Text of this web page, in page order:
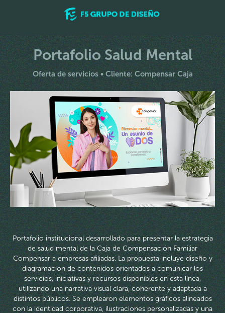
Portafolio Salud Mental
Oferta de servicios • Cliente: Compensar Caja
Portafolio institucional desarrollado para presentar la estrategia
de salud mental de la Caja de Compensación Familiar
Compensar a empresas afiliadas. La propuesta incluye diseño y
diagramación de contenidos orientados a comunicar los
servicios, iniciativas y recursos disponibles en esta línea,
utilizando una narrativa visual clara, coherente y adaptada a
distintos públicos. Se emplearon elementos gráficos alineados
con la identidad corporativa, ilustraciones personalizadas y una